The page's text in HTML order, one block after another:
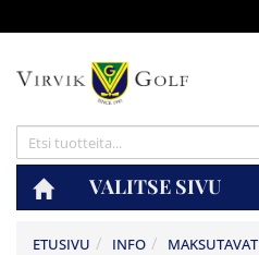
VALITSE SIVU
ETUSIVU INFO MAKSUTAVAT